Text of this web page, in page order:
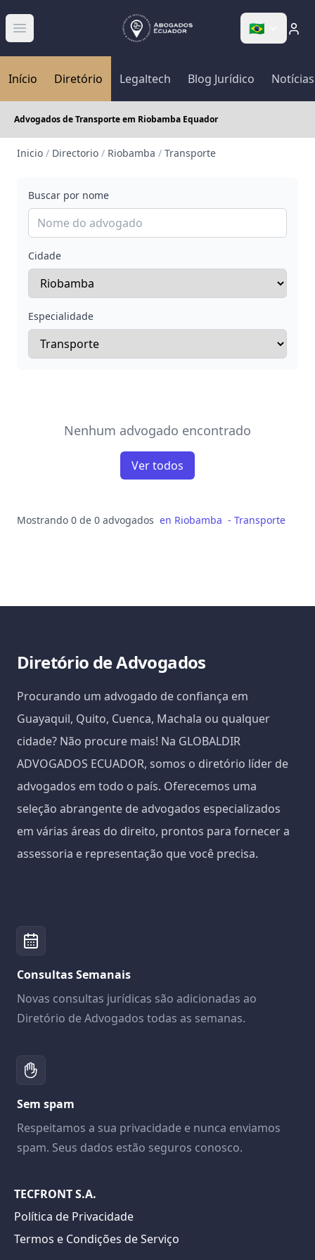
Abrir menú 🇧🇷
Início Diretório Legaltech Blog Jurídico Notícias
Advogados de Transporte em Riobamba Equador
Inicio / Directorio / Riobamba / Transporte
Buscar por nome
Cidade
Especialidade
Nenhum advogado encontrado
Ver todos
Mostrando 0 de 0 advogados en Riobamba - Transporte
Diretório de Advogados
Procurando um advogado de confiança em
Guayaquil, Quito, Cuenca, Machala ou qualquer
cidade? Não procure mais! Na GLOBALDIR
ADVOGADOS ECUADOR, somos o diretório líder de
advogados em todo o país. Oferecemos uma
seleção abrangente de advogados especializados
em várias áreas do direito, prontos para fornecer a
assessoria e representação que você precisa.
Consultas Semanais
Novas consultas jurídicas são adicionadas ao
Diretório de Advogados todas as semanas.
Sem spam
Respeitamos a sua privacidade e nunca enviamos
spam. Seus dados estão seguros conosco.
TECFRONT S.A.
Política de Privacidade
Termos e Condições de Serviço